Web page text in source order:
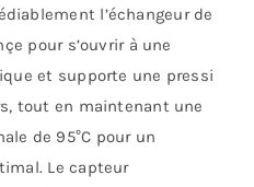
l’échangeur de
pour s’ouvrir à une
et supporte une pression
tout en maintenant une
de 95°C pour un
Le capteur